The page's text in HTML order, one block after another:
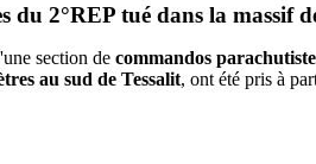
du 2°REP tué dans la massif
section de commandos
au sud de Tessalit, ont été pris à